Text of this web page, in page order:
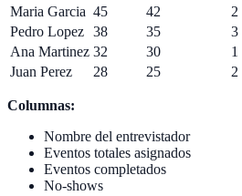
Maria Garcia 45 42 2
Pedro Lopez 38 35 3
Ana Martinez 32 30 1
Juan Perez
28 25 2
Columnas:
Nombre del entrevistador
Eventos totales asignados
Eventos completados
No-shows